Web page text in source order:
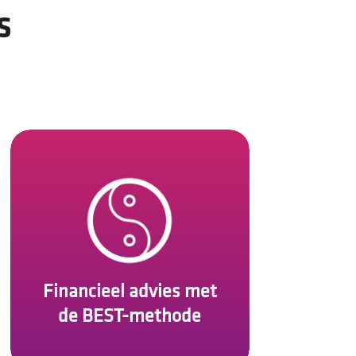
Financieel advies met
de BEST-methode
Financieel advies met
de BEST-methode
Met de BEST-methodiek komt
u heel snel achter de
geschiedenis, zorgen,
overtuigingen, en wensen van